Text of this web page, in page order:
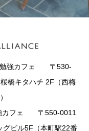
勉強カフェ 〒530-
橋キタハチ 2F（西梅
強カフェ 〒550-0011
グビル5F（本町駅22番